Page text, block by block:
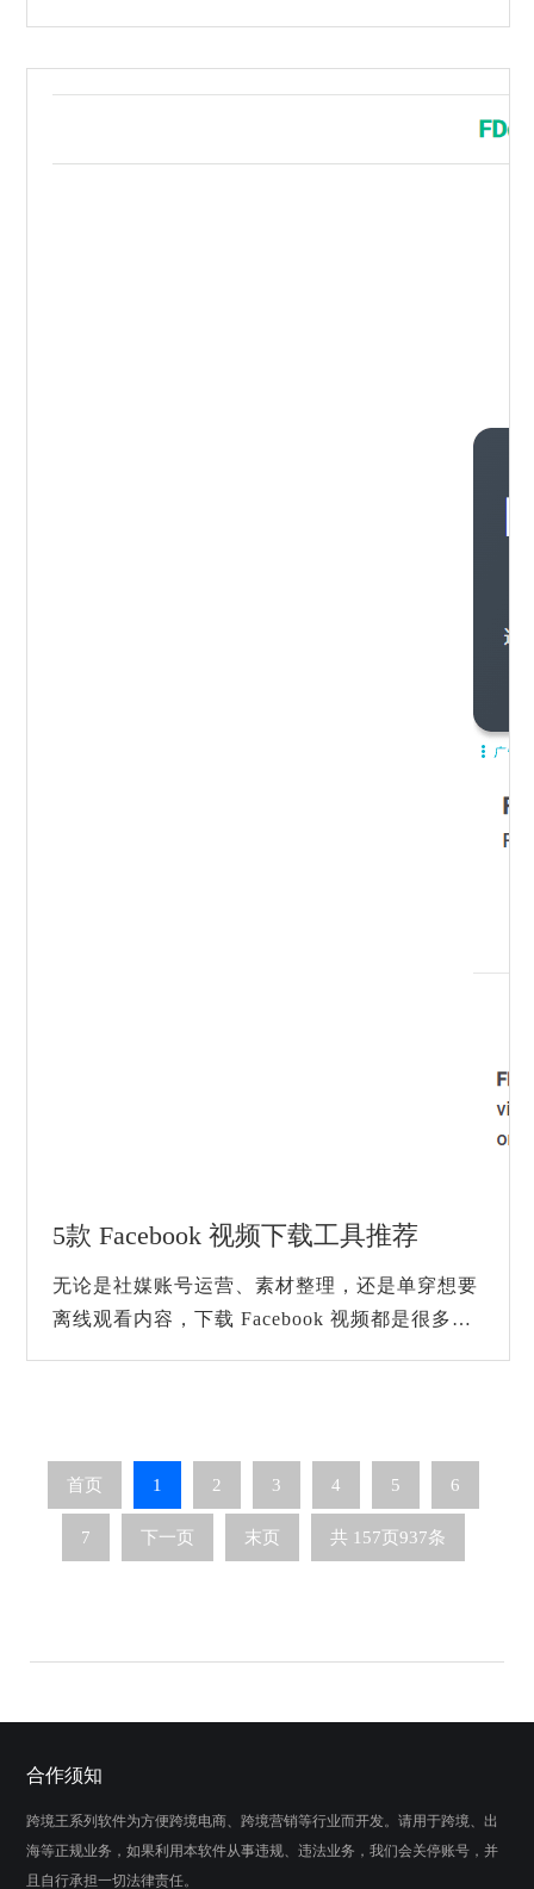
5款 Facebook 视频下载工具推荐
无论是社媒账号运营、素材整理，还是单穿想要
离线观看内容，下载 Facebook 视频都是很多用
首页 1 2 3 4 5 6
7 下一页 末页 共 157页937条
合作须知
跨境王系列软件为方便跨境电商、跨境营销等行业而开发。请用于跨境、出
海等正规业务，如果利用本软件从事违规、违法业务，我们会关停账号，并
且自行承担一切法律责任。